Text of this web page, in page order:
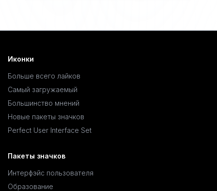
Иконки
Больше всего лайков
Самый загружаемый
Большинство мнений
Новые пакеты значков
Perfect User Interface Set
Пакеты значков
Интерфэйс пользователя
Образование